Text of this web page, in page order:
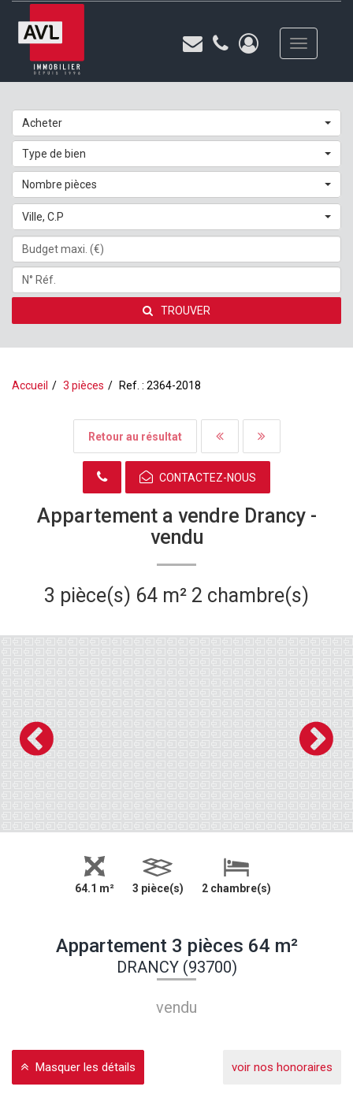
Toggle
navigation
Acheter
Type de bien
Nombre pièces
Ville, C.P
TROUVER
Accueil 3 pièces Ref. : 2364-2018
Retour au résultat
CONTACTEZ-NOUS
Appartement a vendre Drancy -
vendu
3 pièce(s) 64 m² 2 chambre(s)
64.1 m² 3 pièce(s) 2 chambre(s)
Appartement 3 pièces 64 m²
DRANCY (93700)
vendu
Masquer les détails voir nos honoraires